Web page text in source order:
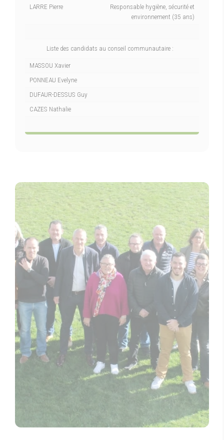
LARRE Pierre
Responsable hygiène, sécurité et
environnement (35 ans)
Liste des candidats au conseil communautaire :
MASSOU Xavier
PONNEAU Evelyne
DUFAUR-DESSUS Guy
CAZES Nathalie